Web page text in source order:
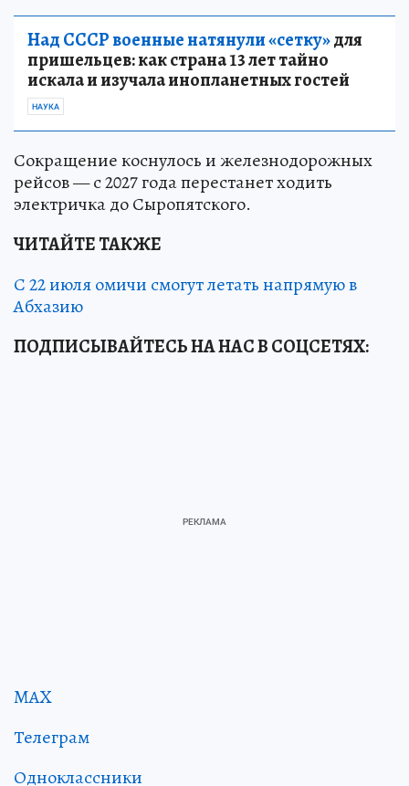
Над СССР военные натянули «сетку»для
пришельцев: как страна 13 лет тайно
искала и изучала инопланетных гостей
НАУКА
Сокращение коснулось и железнодорожных
рейсов — с 2027 года перестанет ходить
электричка до Сыропятского.
ЧИТАЙТЕ ТАКЖЕ
С 22 июля омичи смогут летать напрямую в
Абхазию
ПОДПИСЫВАЙТЕСЬ НА НАС В СОЦСЕТЯХ:
MAX
Телеграм
Одноклассники